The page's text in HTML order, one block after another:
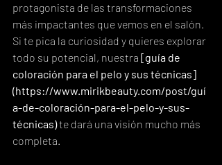
protagonista de las transformaciones
más impactantes que vemos en el salón.
Si te pica la curiosidad y quieres explorar
todo su potencial, nuestra [guía de
coloración para el pelo y sus técnicas]
(https://www.mirikbeauty.com/post/guí
a-de-coloración-para-el-pelo-y-sus-
técnicas) te dará una visión mucho más
completa.